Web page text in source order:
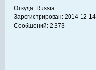
Откуда: Russia
Зарегистрирован: 2014-12-14
Сообщений: 2,373